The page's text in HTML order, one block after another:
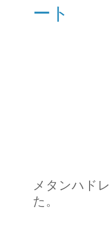
ート
メタンハド
た。